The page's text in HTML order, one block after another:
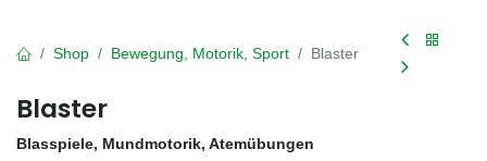
Shop Bewegung, Motorik, Sport Blaster
Blaster
Blasspiele, Mundmotorik, Atemübungen